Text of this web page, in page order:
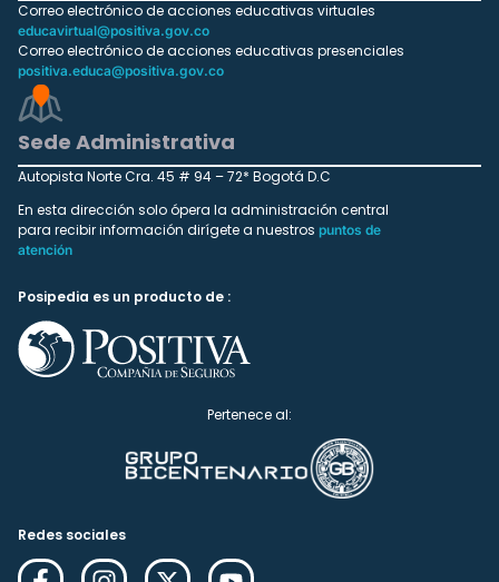
Correo electrónico de acciones educativas virtuales
educavirtual@positiva.gov.co
Correo electrónico de acciones educativas presenciales
positiva.educa@positiva.gov.co
Sede Administrativa
Autopista Norte Cra. 45 # 94 – 72* Bogotá D.C
En esta dirección solo ópera la administración central
para recibir información dirígete a nuestros puntos de
atención
Posipedia es un producto de :
Pertenece al:
Redes sociales